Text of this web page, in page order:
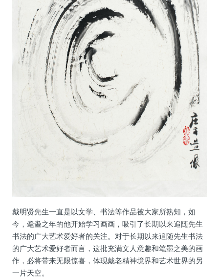
戴明贤先生一直是以文学、书法等作品被大家所熟知，如
今，耄耋之年的他开始学习画画，吸引了长期以来追随先生
书法的广大艺术爱好者的关注。对于长期以来追随先生书法
的广大艺术爱好者而言，这批充满文人意趣和笔墨之美的画
作，必将带来无限惊喜，体现戴老精神境界和艺术世界的另
一片天空。